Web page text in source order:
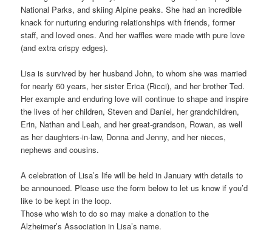
National Parks, and skiing Alpine peaks. She had an incredible
knack for nurturing enduring relationships with friends, former
staff, and loved ones. And her waffles were made with pure love
(and extra crispy edges).
Lisa is survived by her husband John, to whom she was married
for nearly 60 years, her sister Erica (Ricci), and her brother Ted.
Her example and enduring love will continue to shape and inspire
the lives of her children, Steven and Daniel, her grandchildren,
Erin, Nathan and Leah, and her great-grandson, Rowan, as well
as her daughters-in-law, Donna and Jenny, and her nieces,
nephews and cousins.
A celebration of Lisa’s life will be held in January with details to
be announced. Please use the form below to let us know if you’d
like to be kept in the loop.
Those who wish to do so may make a donation to the
Alzheimer’s Association in Lisa’s name.